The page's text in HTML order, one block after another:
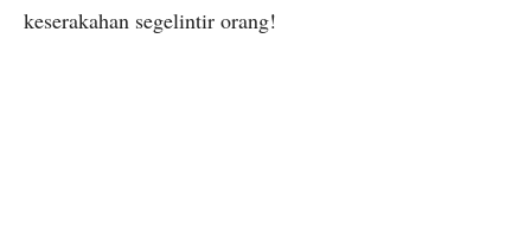
keserakahan segelintir orang!